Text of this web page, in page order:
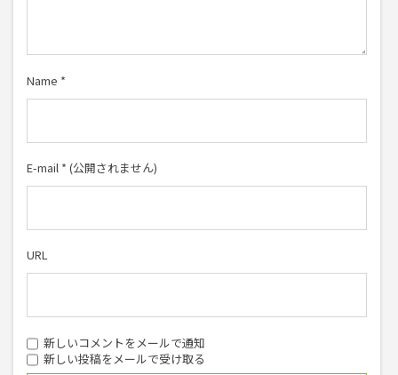
Name *
E-mail * (公開されません)
URL
新しいコメントをメールで通知
新しい投稿をメールで受け取る